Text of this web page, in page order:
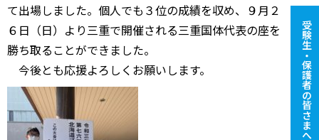
受験生・保護者の皆さまへ
て出場しました。個人でも３位の成績を収め、９月２
６日（日）より三重で開催される三重国体代表の座を
勝ち取ることができました。
今後とも応援よろしくお願いします。